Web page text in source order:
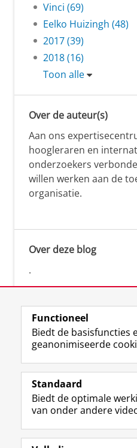
Vinci (69)
Eelko Huizingh (48)
2017 (39)
2018 (16)
Toon alle
Over de auteur(s)
Aan ons
hoogleraren en
onderzoekers
willen werken aan de
organisatie.
Over deze blog
.
Volg de RUG
Studiekiezers
Functioneel
Biedt de basisfuncties
geanonimiseerde
Standaard
Biedt de optimale
van onder andere